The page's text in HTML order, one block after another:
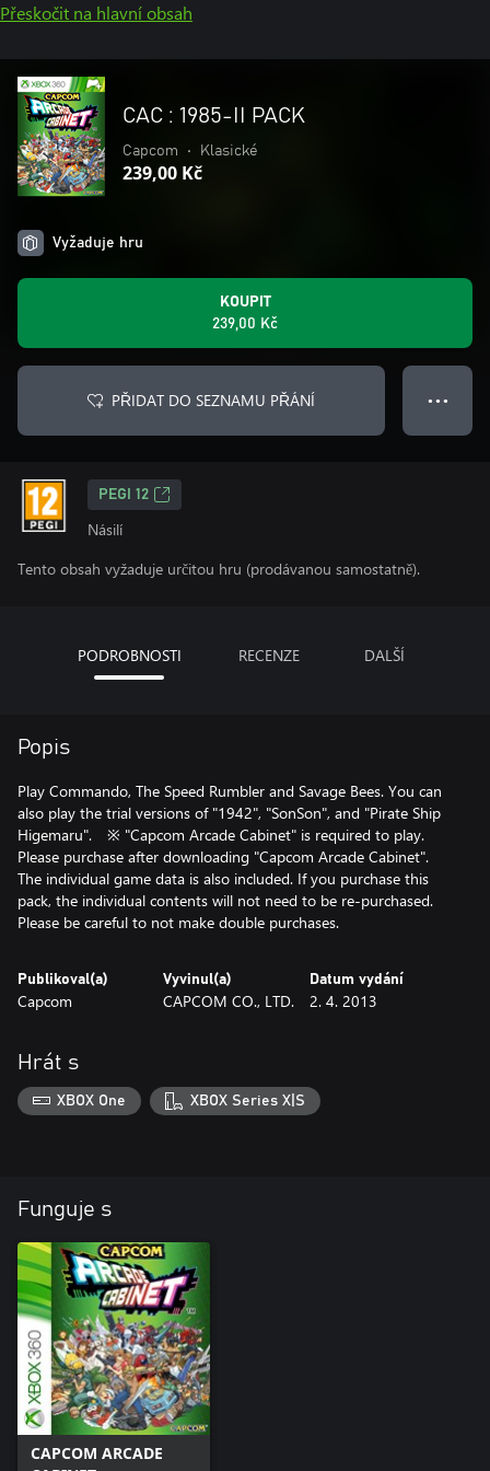
Přeskočit na hlavní obsah
CAC : 1985-II PACK
Capcom • Klasické
239,00 Kč
Vyžaduje hru
KOUPIT
239,00 Kč
PŘIDAT DO SEZNAMU PŘÁNÍ ● ● ●
PEGI 12
Násilí
Tento obsah vyžaduje určitou hru (prodávanou samostatně).
PODROBNOSTI RECENZE DALŠÍ
Popis
Play Commando, The Speed Rumbler and Savage Bees. You can
also play the trial versions of "1942", "SonSon", and "Pirate Ship
Higemaru". ※ "Capcom Arcade Cabinet" is required to play.
Please purchase after downloading "Capcom Arcade Cabinet".
The individual game data is also included. If you purchase this
pack, the individual contents will not need to be re-purchased.
Please be careful to not make double purchases.
Publikoval(a)
Capcom
Vyvinul(a)
CAPCOM CO., LTD.
Datum vydání
2. 4. 2013
Hrát s
XBOX One XBOX Series X|S
Funguje s
CAPCOM ARCADE